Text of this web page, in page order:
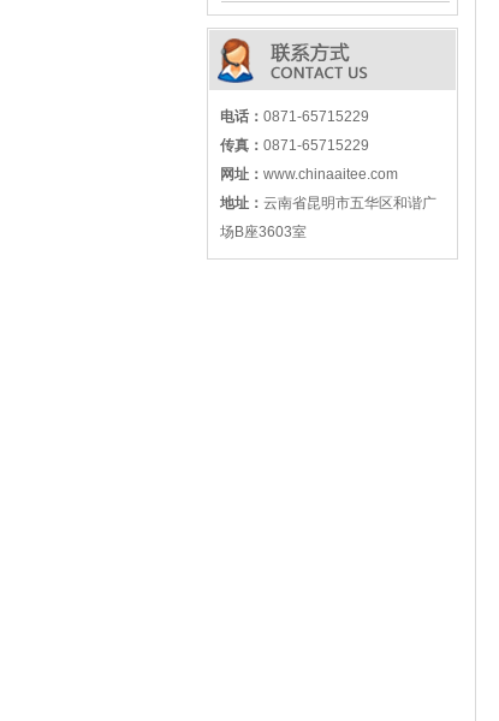
电话： 0871-65715229
传真： 0871-65715229
网址： www.chinaaitee.com
地址： 云南省昆明市五华区和谐广
场B座3603室